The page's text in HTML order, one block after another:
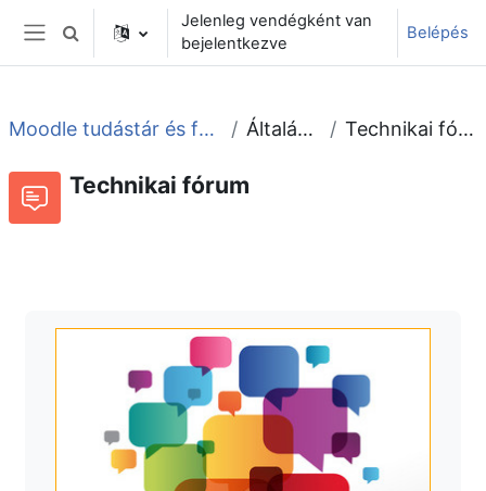
Tovább a fő tartalomhoz
Oldalpanel
Keresési bemeneti adatok váltása
Jelenleg vendégként van
bejelentkezve
Belépés
Moodle tudástár és fórum Általános Technikai fórum
Technikai fórum